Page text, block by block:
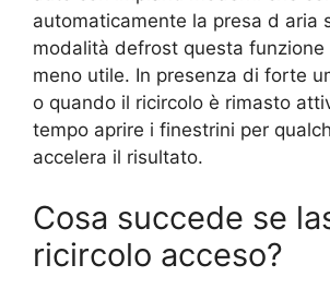
automaticamente la presa d aria
modalità defrost questa funzione
meno utile. In presenza di forte
o quando il ricircolo è rimasto
tempo aprire i finestrini per
accelera il risultato.
Cosa succede se
ricircolo acceso?